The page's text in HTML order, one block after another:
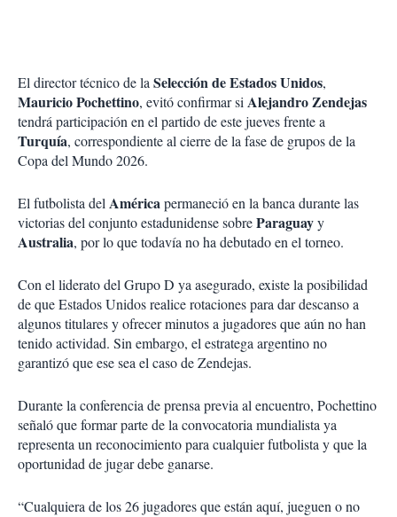
El director técnico de laSelección de Estados Unidos,
Mauricio Pochettino, evitó confirmar siAlejandro Zendejas
tendrá participación en el partido de este jueves frente a
Turquía, correspondiente al cierre de la fase de grupos de la
Copa del Mundo 2026.
El futbolista delAméricapermaneció en la banca durante las
victorias del conjunto estadunidense sobreParaguayy
Australia, por lo que todavía no ha debutado en el torneo.
Con el liderato del Grupo D ya asegurado, existe la posibilidad
de que Estados Unidos realice rotaciones para dar descanso a
algunos titulares y ofrecer minutos a jugadores que aún no han
tenido actividad. Sin embargo, el estratega argentino no
garantizó que ese sea el caso de Zendejas.
Durante la conferencia de prensa previa al encuentro, Pochettino
señaló que formar parte de la convocatoria mundialista ya
representa un reconocimiento para cualquier futbolista y que la
oportunidad de jugar debe ganarse.
“Cualquiera de los 26 jugadores que están aquí, jueguen o no